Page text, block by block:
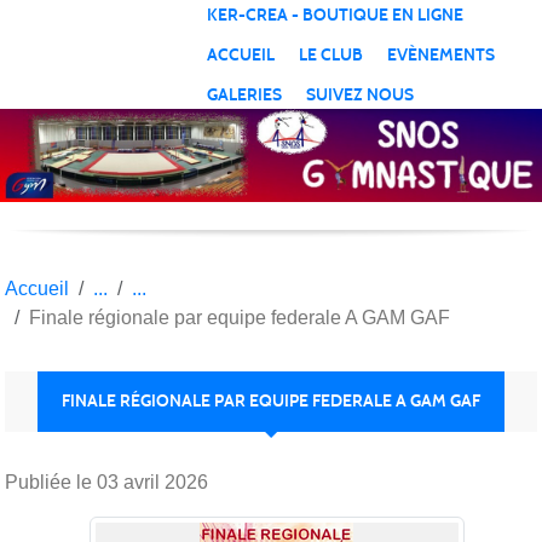
KER-CREA - BOUTIQUE EN LIGNE
ACCUEIL
LE CLUB
EVÈNEMENTS
GALERIES
SUIVEZ NOUS
Accueil
Finale régionale par equipe federale A GAM GAF
FINALE RÉGIONALE PAR EQUIPE FEDERALE A GAM GAF
Publiée le 03 avril 2026
Panneau de gestion des cookies